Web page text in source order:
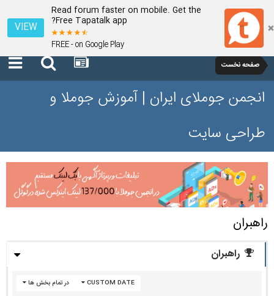
Read forum faster on mobile. Get the
Free Tapatalk app?
FREE - on Google Play
VIEW
صفحه نخست
انجمن جوملای ایران | آموزش جوملا و
طراحی سایت
راهبران
راهبران
در تمام بخش ها CUSTOM DATE